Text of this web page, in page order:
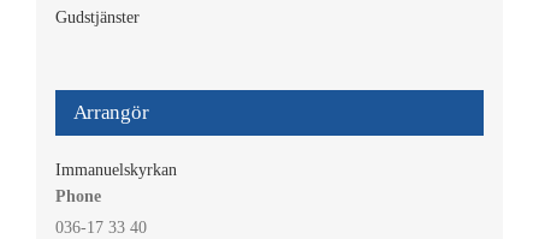
Gudstjänster
Arrangör
Immanuelskyrkan
Phone
036-17 33 40